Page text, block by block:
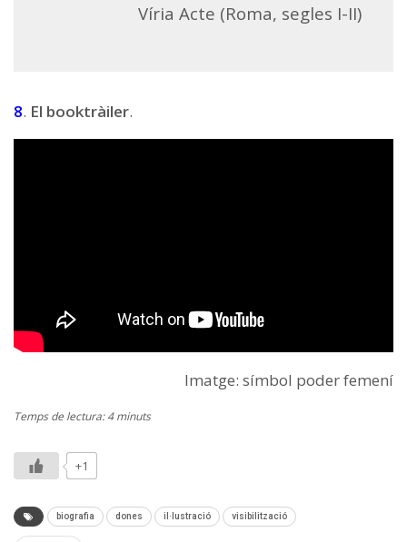
Víria Acte (Roma, segles I-II)
8. El booktràiler.
Imatge: símbol poder femení
Temps de lectura: 4 minuts
+1
biografia dones il·lustració visibilització